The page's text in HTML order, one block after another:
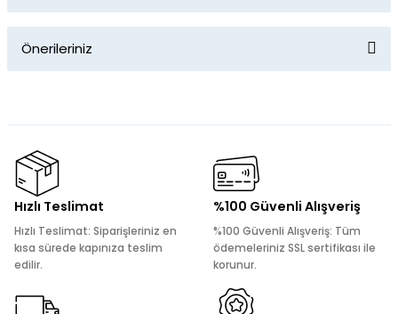
Önerileriniz
kullanarak tarafımıza iletebilirsiniz.
Görüş ve önerileriniz için teşekkür ederiz.
Ürün resmi kalitesiz, bozuk veya görüntülenemiyor.
Ürün bilgilerinde hatalar bulunuyor.
Ürün fiyatı diğer sitelerden daha pahalı.
Bu ürüne benzer farklı alternatifler olmalı.
Hızlı Teslimat
Hızlı Teslimat: Siparişleriniz en
kısa sürede kapınıza teslim
edilir.
%100 Güvenli Alışveriş
%100 Güvenli Alışveriş: Tüm
ödemeleriniz SSL sertifikası ile
korunur.